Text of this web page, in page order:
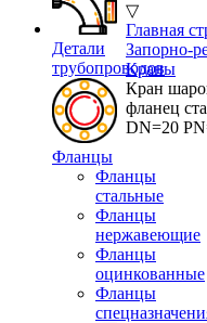
Детали
трубопроводов
Фланцы
Фланцы
стальные
Фланцы
нержавеющие
Фланцы
оцинкованные
Фланцы
▽
Главная
Запорно-
Краны
Кран
фланец
DN=20